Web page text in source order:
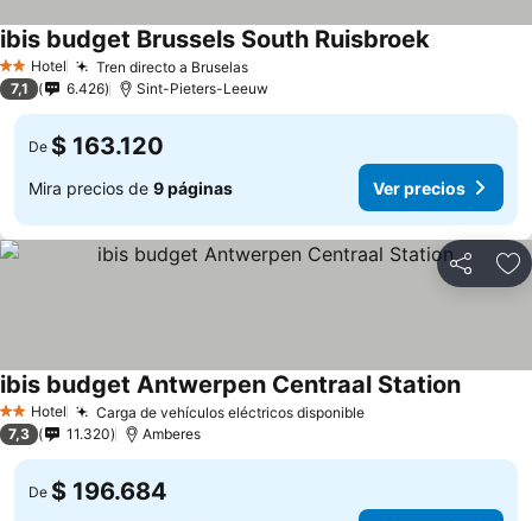
2 Estrellas
Hotel Tren directo a Bruselas
ibis budget Brussels South Ruisbroek
7,1 6.426 Sint-Pieters-Leeuw
De $ 163.120
Mira precios de 9 páginas Ver precios
Compartir
2 Estrellas
Hotel Carga de vehículos eléctricos disponible
ibis budget Antwerpen Centraal Station
7,3 11.320 Amberes
De $ 196.684